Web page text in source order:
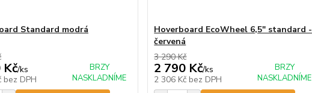
Standard modrá
Kč/ks
bez DPH
BRZY
NASKLADNÍME
Hoverboard EcoWheel 6,5" standard -
červená
3 290 Kč
2 790 Kč/ks
2 306 Kč bez DPH
BRZY
NASKLADNÍME